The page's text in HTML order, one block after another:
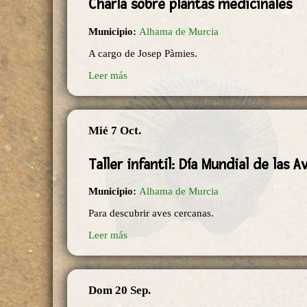
Charla sobre plantas medicinales
Municipio: Alhama de Murcia
A cargo de Josep Pàmies.
Leer más
Mié 7 Oct.
Taller infantil: Día Mundial de las
Municipio: Alhama de Murcia
Para descubrir aves cercanas.
Leer más
Dom 20 Sep.